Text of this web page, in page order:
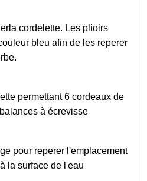
cordelette. Les plioirs
bleu afin de les reperer
permettant 6 cordeaux de
à écrevisse
pour reperer l'emplacement
la surface de l'eau